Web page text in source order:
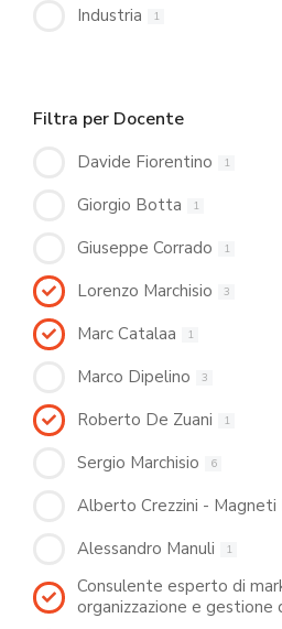
Industria 1
Filtra per Docente
Davide Fiorentino 1
Giorgio Botta 1
Giuseppe Corrado 1
Lorenzo Marchisio 3
Marc Catalaa 1
Marco Dipelino 3
Roberto De Zuani 1
Sergio Marchisio 6
Alberto Crezzini - Magneti
Alessandro Manuli 1
Consulente esperto di
organizzazione e gestione